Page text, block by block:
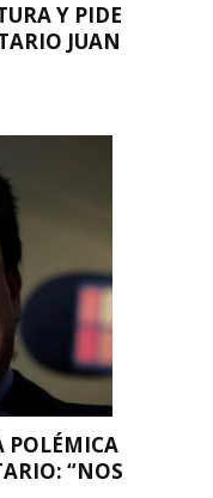
Y PIDE
JUAN
POLÉMICA
“NOS